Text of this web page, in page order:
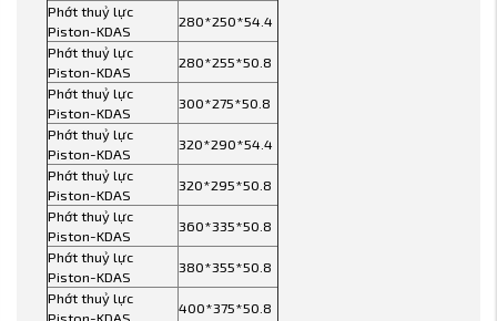
Phớt thuỷ lực
Piston-KDAS
280*250*54.4
Phớt thuỷ lực
Piston-KDAS
280*255*50.8
Phớt thuỷ lực
Piston-KDAS
300*275*50.8
Phớt thuỷ lực
Piston-KDAS
320*290*54.4
Phớt thuỷ lực
Piston-KDAS
320*295*50.8
Phớt thuỷ lực
Piston-KDAS
360*335*50.8
Phớt thuỷ lực
Piston-KDAS
380*355*50.8
Phớt thuỷ lực
400*375*50.8